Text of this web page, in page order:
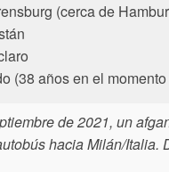
(cerca de
(38 años en el
de 2021, un
hacia Milán/Italia.